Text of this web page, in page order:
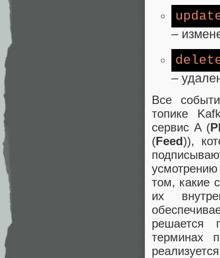
–
–
Все
топике
сервис A (
(Feed)),
том, какие
их
решается
терминах